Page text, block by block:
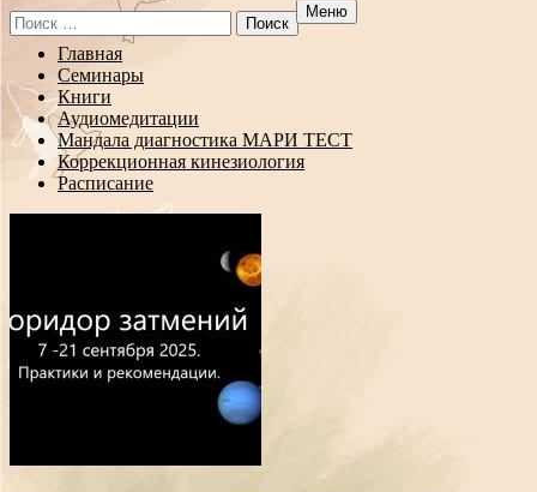
Search
for:
Меню
Перейти
содержанию
Главная
Семинары
Книги
Аудиомедитации
Мандала диагностика МАРИ ТЕСТ
Коррекционная кинезиология
Расписание